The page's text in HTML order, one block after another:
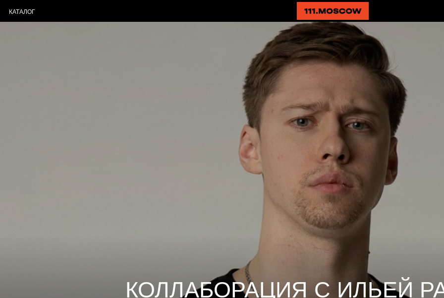
КАТАЛОГ
Лимитированный дроп в коллаборации с Ильей Раевским. Тем, кто умеет
КОЛЛАБОРАЦИЯ С ИЛЬЕЙ